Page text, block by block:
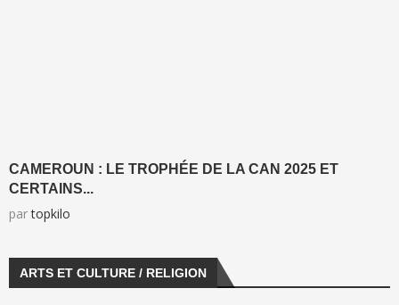
CAMEROUN : LE TROPHÉE DE LA CAN 2025 ET
CERTAINS...
partopkilo
ARTS ET CULTURE / RELIGION